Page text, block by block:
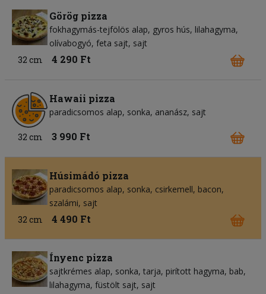
Görög pizza
fokhagymás-tejfölös alap gyros hús lilahagyma
olívabogyó feta sajt sajt
32 cm
4 290 Ft
Hawaii pizza
paradicsomos alap sonka ananász sajt
32 cm 3 990 Ft
Húsimádó pizza
paradicsomos alap sonka csirkemell bacon
szalámi sajt
32 cm
4 490 Ft
Ínyenc pizza
sajtkrémes alap sonka tarja pirított hagyma bab
lilahagyma füstölt sajt sajt